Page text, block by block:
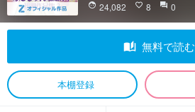
face 24,082 favorite_border 8 question_answer 0
auto_stories 無料で読む
本棚登録